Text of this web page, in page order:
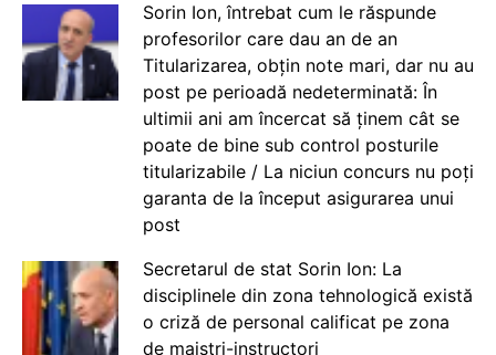
Sorin Ion, întrebat cum le răspunde
profesorilor care dau an de an
Titularizarea, obțin note mari, dar nu au
post pe perioadă nedeterminată: În
ultimii ani am încercat să ținem cât se
poate de bine sub control posturile
titularizabile / La niciun concurs nu poți
garanta de la început asigurarea unui
post
Secretarul de stat Sorin Ion: La
disciplinele din zona tehnologică există
o criză de personal calificat pe zona
de maiștri-instructori